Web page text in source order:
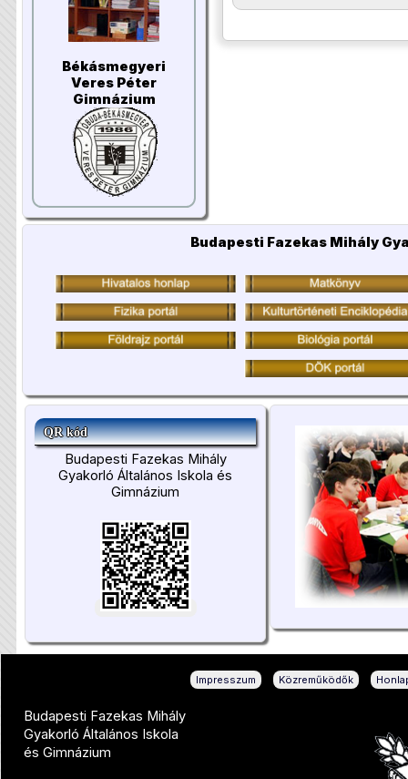
Békásmegyeri
Veres Péter
Gimnázium
Budapesti Fazekas Mihály
QR kód
Budapesti Fazekas Mihály
Gyakorló Általános Iskola és
Gimnázium
Impresszum Közreműködők
Budapesti Fazekas Mihály
Gyakorló Általános Iskola
és Gimnázium